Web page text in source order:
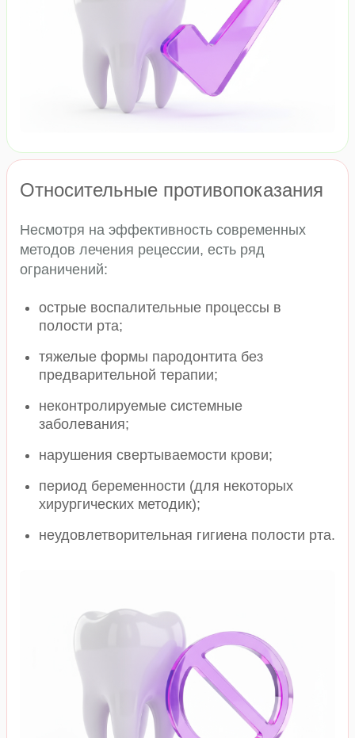
Относительные противопоказания
Несмотря на эффективность современных
методов лечения рецессии, есть ряд
ограничений:
острые воспалительные процессы в
полости рта;
тяжелые формы пародонтита без
предварительной терапии;
неконтролируемые системные
заболевания;
нарушения свертываемости крови;
период беременности (для некоторых
хирургических методик);
неудовлетворительная гигиена полости рта.